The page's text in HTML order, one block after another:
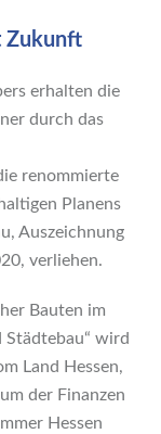
Zukunft
erhalten die
durch das
renommierte
Planens
Auszeichnung
verliehen.
Bauten im
Städtebau“ wird
Land Hessen,
der Finanzen
Hessen